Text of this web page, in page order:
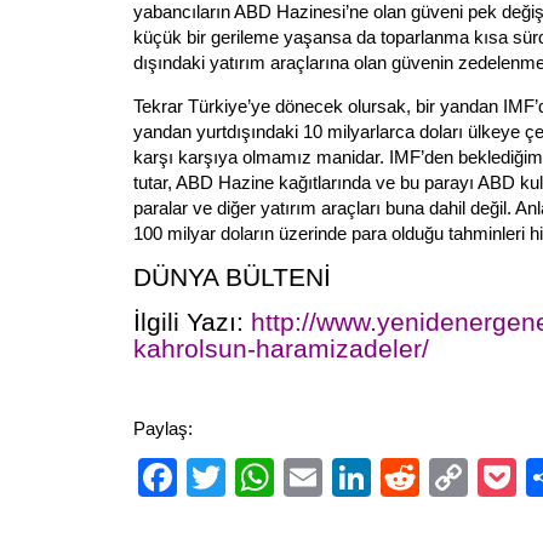
yabancıların ABD Hazinesi’ne olan güveni pek
küçük bir gerileme yaşansa da toparlanma kısa
dışındaki yatırım araçlarına olan güvenin
Tekrar Türkiye’ye dönecek olursak, bir yandan
yandan yurtdışındaki 10 milyarlarca doları ülkeye
karşı karşıya olmamız manidar. IMF’den
tutar, ABD Hazine kağıtlarında ve bu parayı ABD
paralar ve diğer yatırım araçları buna dahil değil.
100 milyar doların üzerinde para olduğu tahminleri
DÜNYA BÜLTENİ
İlgili Yazı: http://
kahrolsun-haramizadeler/
Paylaş:
Facebook
TwitterWhatsApp
EmailLinkedIn
Reddit